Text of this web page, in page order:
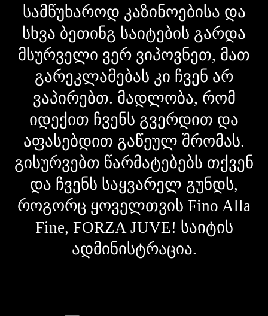
სამწუხაროდ კაზინოებისა და
სხვა ბეთინგ საიტების გარდა
მსურველი ვერ ვიპოვნეთ, მათ
გარეკლამებას კი ჩვენ არ
ვაპირებთ. მადლობა, რომ
იდექით ჩვენს გვერდით და
აფასებდით გაწეულ შრომას.
გისურვებთ წარმატებებს თქვენ
და ჩვენს საყვარელ გუნდს,
როგორც ყოველთვის Fino Alla
Fine, FORZA JUVE! საიტის
ადმინისტრაცია.